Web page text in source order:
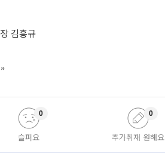
김흥규
슬퍼요
0
추가취재 원해요
0